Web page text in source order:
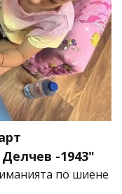
-1943"
по шиене